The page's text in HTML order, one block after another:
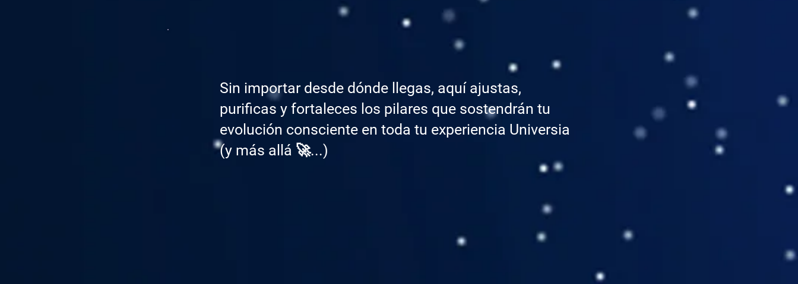
Sin importar desde dónde llegas, aquí ajustas,
purificas y fortaleces los pilares que sostendrán tu
evolución consciente en toda tu experiencia Universia
(y más allá 🚀...)